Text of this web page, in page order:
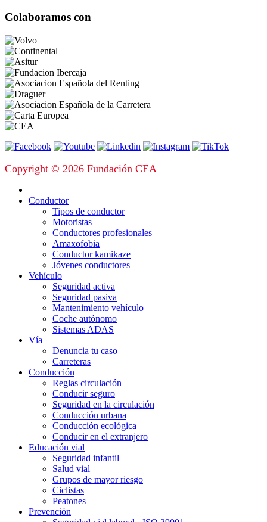
Colaboramos con
Copyright © 2026 Fundación CEA
Conductor
Tipos de conductor
Motoristas
Conductores profesionales
Amaxofobia
Conductor kamikaze
Jóvenes conductores
Vehículo
Seguridad activa
Seguridad pasiva
Mantenimiento vehículo
Coche autónomo
Sistemas ADAS
Vía
Denuncia tu caso
Carreteras
Conducción
Reglas circulación
Conducir seguro
Seguridad en la circulación
Conducción urbana
Conducción ecológica
Conducir en el extranjero
Educación vial
Seguridad infantil
Salud vial
Grupos de mayor riesgo
Ciclistas
Peatones
Prevención